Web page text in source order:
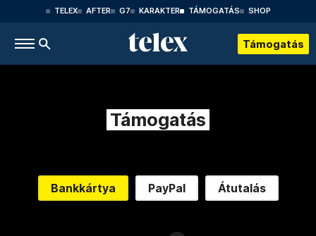
TELEX AFTER G7 KARAKTER TÁMOGATÁS SHOP
Támogatás
Támogatás
Bankkártya PayPal Átutalás